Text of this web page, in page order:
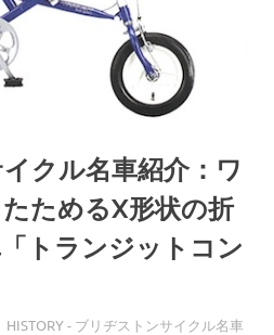
クル名車紹介：ワ
ためるX形状の折
トランジットコン
HISTORY - ブリヂストンサイクル名車